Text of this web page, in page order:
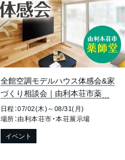
全館空調モデルハウス体感会&家
づくり相談会｜由利本荘市薬師
堂
日程：07/02(木)～08/31(月)
場所：由利本荘市・本荘展示場
イベント